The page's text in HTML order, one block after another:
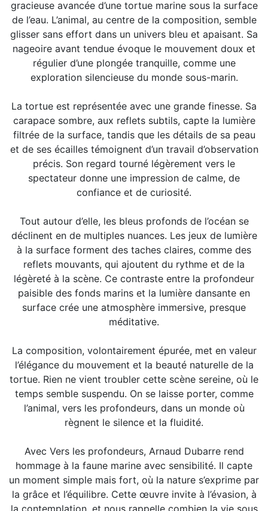
gracieuse avancée d’une tortue marine sous la surface
de l’eau. L’animal, au centre de la composition, semble
glisser sans effort dans un univers bleu et apaisant. Sa
nageoire avant tendue évoque le mouvement doux et
régulier d’une plongée tranquille, comme une
exploration silencieuse du monde sous-marin.
La tortue est représentée avec une grande finesse. Sa
carapace sombre, aux reflets subtils, capte la lumière
filtrée de la surface, tandis que les détails de sa peau
et de ses écailles témoignent d’un travail d’observation
précis. Son regard tourné légèrement vers le
spectateur donne une impression de calme, de
confiance et de curiosité.
Tout autour d’elle, les bleus profonds de l’océan se
déclinent en de multiples nuances. Les jeux de lumière
à la surface forment des taches claires, comme des
reflets mouvants, qui ajoutent du rythme et de la
légèreté à la scène. Ce contraste entre la profondeur
paisible des fonds marins et la lumière dansante en
surface crée une atmosphère immersive, presque
méditative.
La composition, volontairement épurée, met en valeur
l’élégance du mouvement et la beauté naturelle de la
tortue. Rien ne vient troubler cette scène sereine, où le
temps semble suspendu. On se laisse porter, comme
l’animal, vers les profondeurs, dans un monde où
règnent le silence et la fluidité.
Avec Vers les profondeurs, Arnaud Dubarre rend
hommage à la faune marine avec sensibilité. Il capte
un moment simple mais fort, où la nature s’exprime par
la grâce et l’équilibre. Cette œuvre invite à l’évasion, à